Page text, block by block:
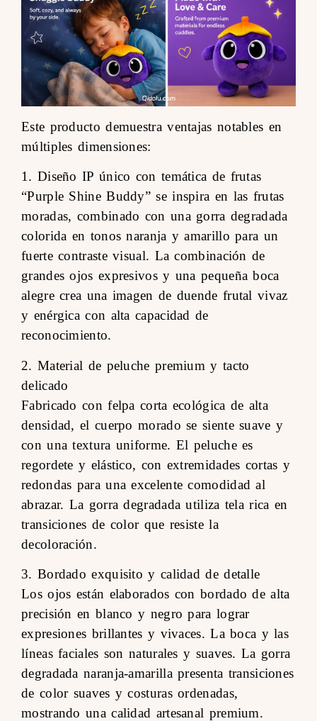
Este producto demuestra ventajas notables en
múltiples dimensiones:
1. Diseño IP único con temática de frutas
“Purple Shine Buddy” se inspira en las frutas
moradas, combinado con una gorra degradada
colorida en tonos naranja y amarillo para un
fuerte contraste visual. La combinación de
grandes ojos expresivos y una pequeña boca
alegre crea una imagen de duende frutal vivaz
y enérgica con alta capacidad de
reconocimiento.
2. Material de peluche premium y tacto
delicado
Fabricado con felpa corta ecológica de alta
densidad, el cuerpo morado se siente suave y
con una textura uniforme. El peluche es
regordete y elástico, con extremidades cortas y
redondas para una excelente comodidad al
abrazar. La gorra degradada utiliza tela rica en
transiciones de color que resiste la
decoloración.
3. Bordado exquisito y calidad de detalle
Los ojos están elaborados con bordado de alta
precisión en blanco y negro para lograr
expresiones brillantes y vivaces. La boca y las
líneas faciales son naturales y suaves. La gorra
degradada naranja-amarilla presenta transiciones
de color suaves y costuras ordenadas,
mostrando una calidad artesanal premium.